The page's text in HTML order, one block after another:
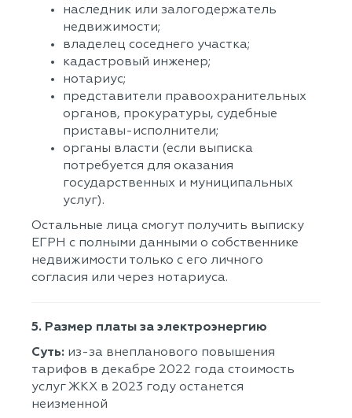
наследник или залогодержатель
недвижимости;
владелец соседнего участка;
кадастровый инженер;
нотариус;
представители правоохранительных
органов, прокуратуры, судебные
приставы-исполнители;
органы власти (если выписка
потребуется для оказания
государственных и муниципальных
услуг).
Остальные лица смогут получить выписку
ЕГРН с полными данными о собственнике
недвижимости только с его личного
согласия или через нотариуса.
5. Размер платы за электроэнергию
Суть: из-за внепланового повышения
тарифов в декабре 2022 года стоимость
услуг ЖКХ в 2023 году останется
неизменной